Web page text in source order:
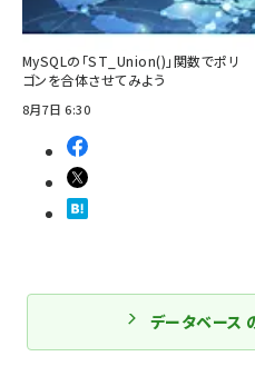
MySQLの「ST_Union()」関数でポリ
ゴンを合体させてみよう
8月7日 6:30
データベース